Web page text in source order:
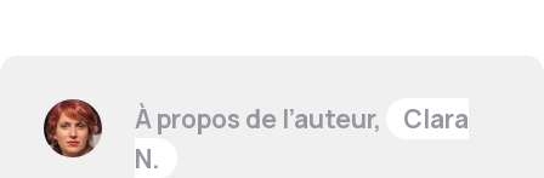
À propos de l’auteur,
Clara
N.